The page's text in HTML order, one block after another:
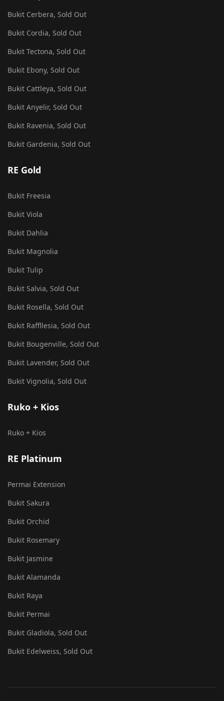
Bukit Cerbera, Sold Out
Bukit Cordia, Sold Out
Bukit Tectona, Sold Out
Bukit Ebony, Sold Out
Bukit Cattleya, Sold Out
Bukit Anyelir, Sold Out
Bukit Ravenia, Sold Out
Bukit Gardenia, Sold Out
RE Gold
Bukit Freesia
Bukit Viola
Bukit Dahlia
Bukit Magnolia
Bukit Tulip
Bukit Salvia, Sold Out
Bukit Rosella, Sold Out
Bukit Raffllesia, Sold Out
Bukit Bougenville, Sold Out
Bukit Lavender, Sold Out
Bukit Vignolia, Sold Out
Ruko + Kios
Ruko + Kios
RE Platinum
Permai Extension
Bukit Sakura
Bukit Orchid
Bukit Rosemary
Bukit Jasmine
Bukit Alamanda
Bukit Raya
Bukit Permai
Bukit Gladiola, Sold Out
Bukit Edelweiss, Sold Out